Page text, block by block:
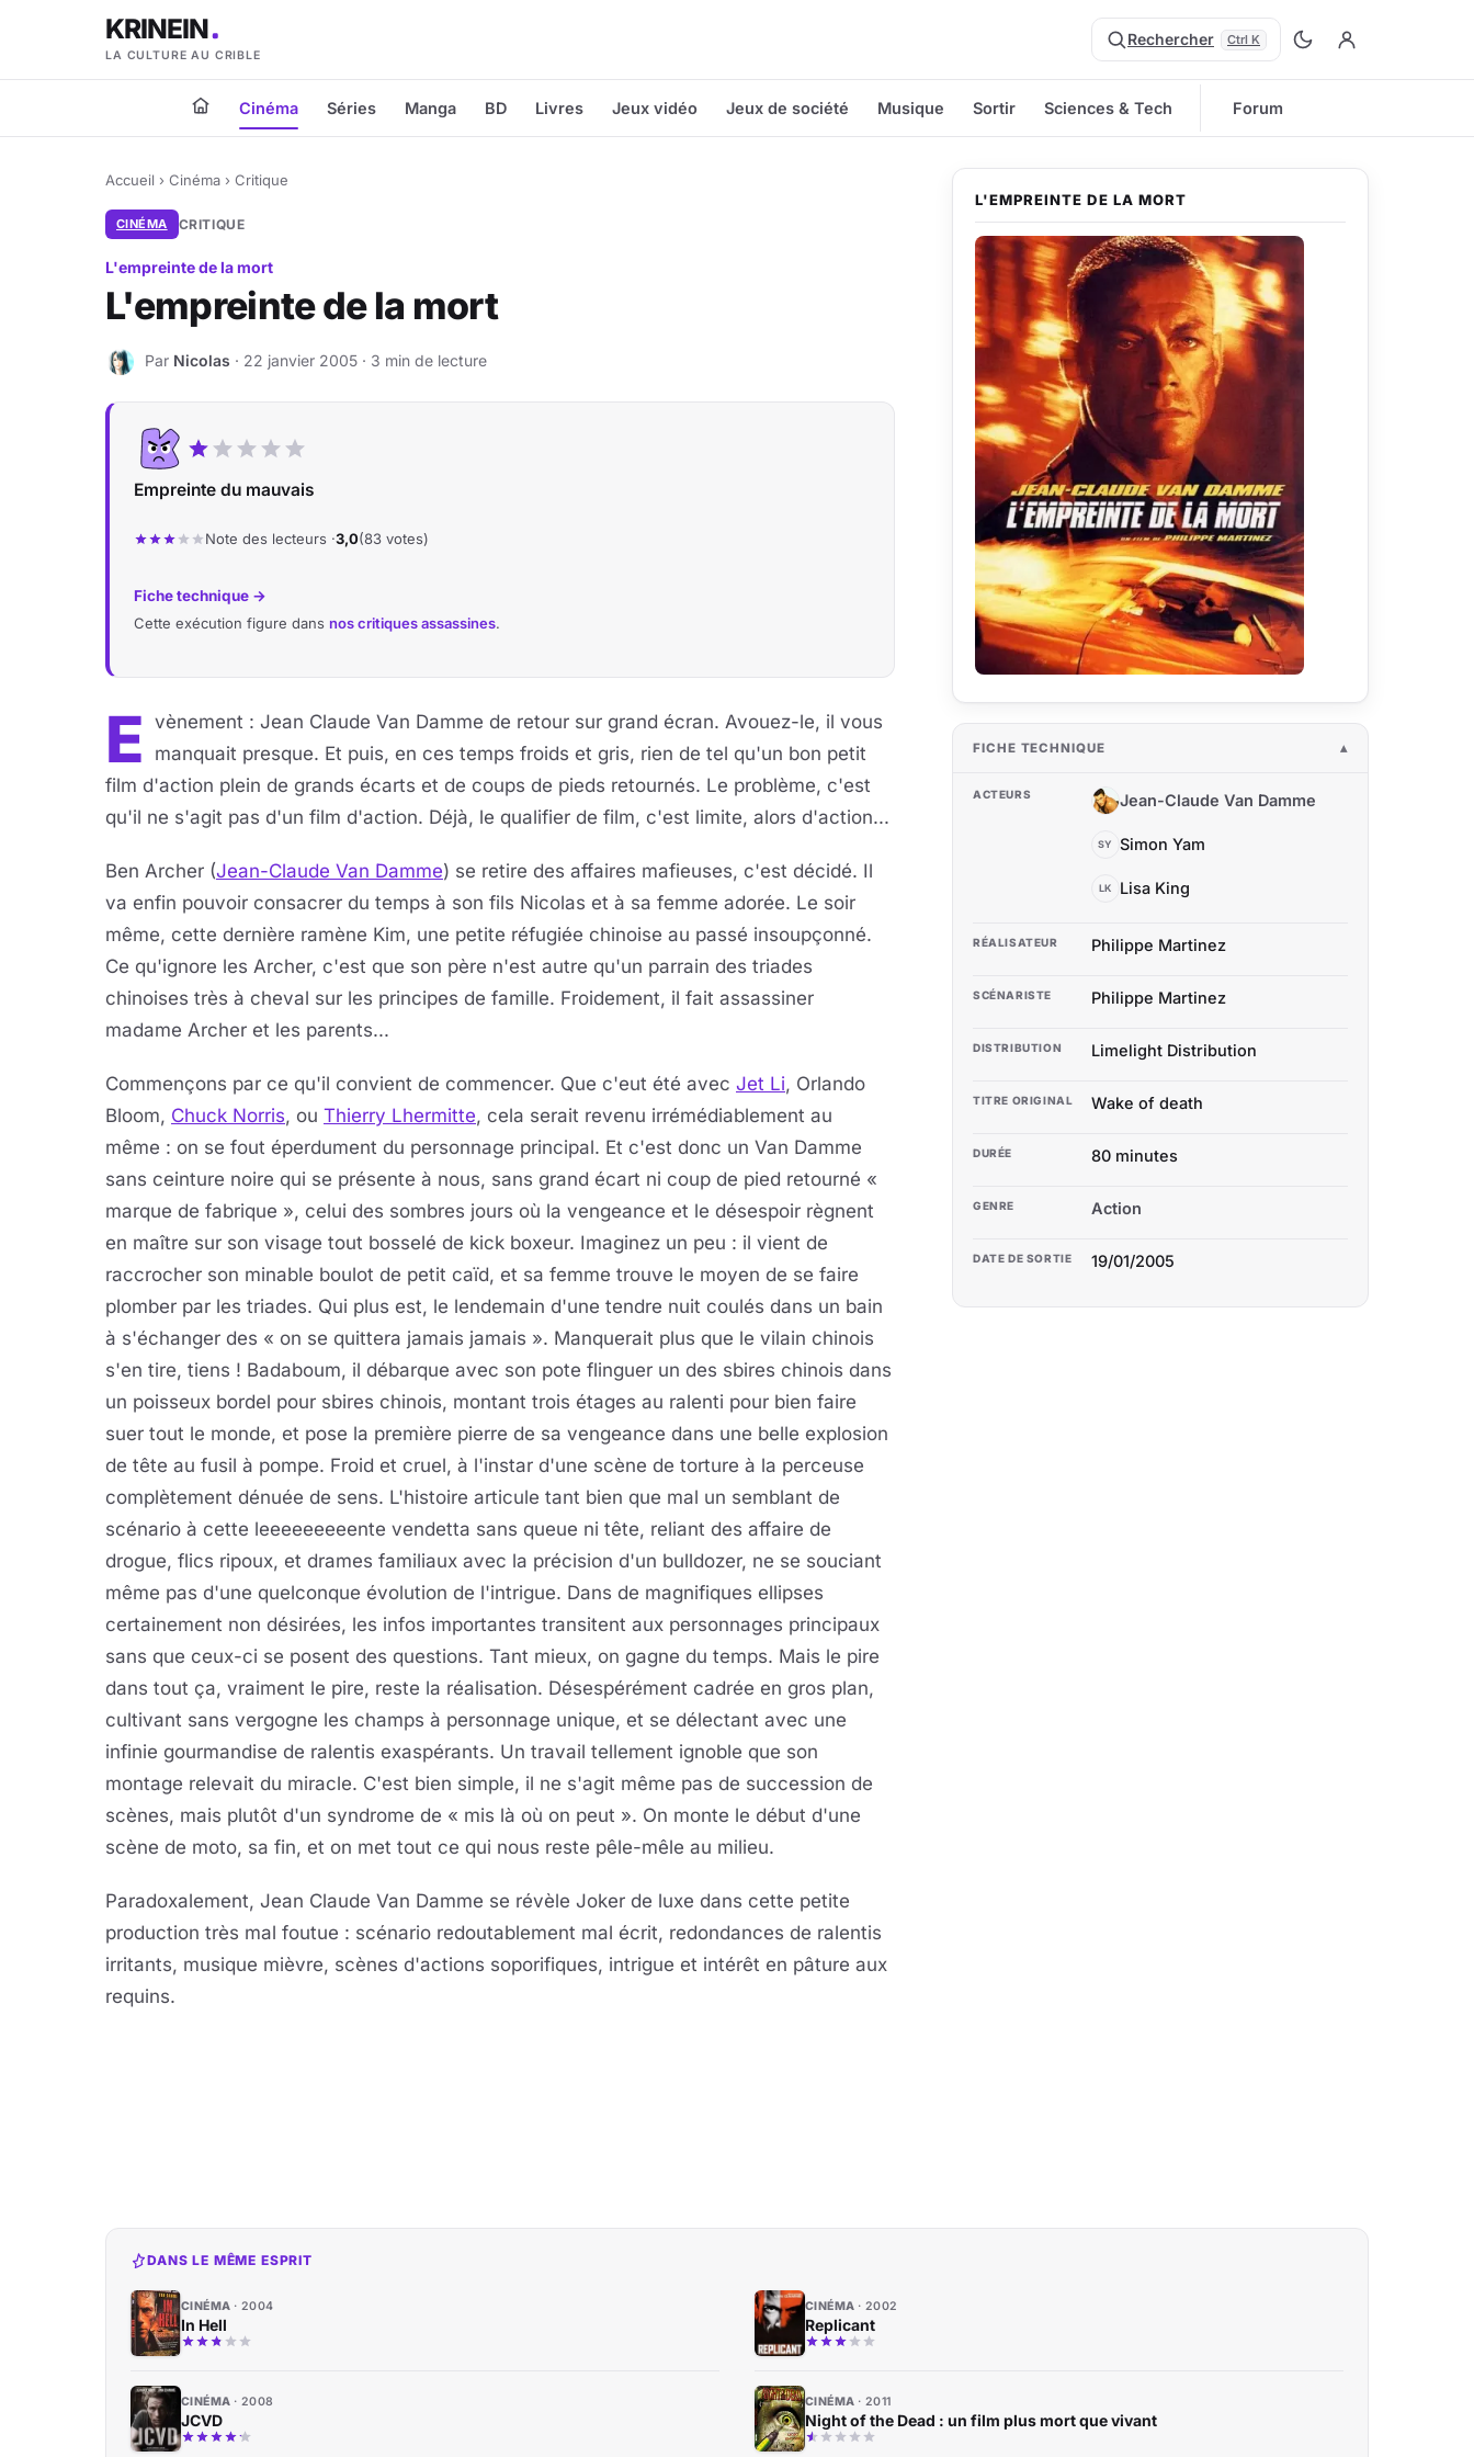
KRINEIN
LA CULTURE AU CRIBLE
Rechercher Ctrl K
Cinéma Séries Manga BD Livres Jeux vidéo Jeux de société Musique Sortir Sciences & Tech Forum
Accueil › Cinéma › Critique
CINÉMA CRITIQUE
L'empreinte de la mort
L'empreinte de la mort
N Par Nicolas · 22 janvier 2005 · 3 min de lecture
Empreinte du mauvais
Note des lecteurs ·3,0(83 votes)
Fiche technique →
Cette exécution figure dans nos critiques assassines.
E vènement : Jean Claude Van Damme de retour sur grand écran. Avouez-le, il vous
manquait presque. Et puis, en ces temps froids et gris, rien de tel qu'un bon petit
film d'action plein de grands écarts et de coups de pieds retournés. Le problème, c'est
qu'il ne s'agit pas d'un film d'action. Déjà, le qualifier de film, c'est limite, alors d'action...
Ben Archer (Jean-Claude Van Damme) se retire des affaires mafieuses, c'est décidé. Il
va enfin pouvoir consacrer du temps à son fils Nicolas et à sa femme adorée. Le soir
même, cette dernière ramène Kim, une petite réfugiée chinoise au passé insoupçonné.
Ce qu'ignore les Archer, c'est que son père n'est autre qu'un parrain des triades
chinoises très à cheval sur les principes de famille. Froidement, il fait assassiner
madame Archer et les parents...
Commençons par ce qu'il convient de commencer. Que c'eut été avec Jet Li, Orlando
Bloom, Chuck Norris, ou Thierry Lhermitte, cela serait revenu irrémédiablement au
même : on se fout éperdument du personnage principal. Et c'est donc un Van Damme
sans ceinture noire qui se présente à nous, sans grand écart ni coup de pied retourné «
marque de fabrique », celui des sombres jours où la vengeance et le désespoir règnent
en maître sur son visage tout bosselé de kick boxeur. Imaginez un peu : il vient de
raccrocher son minable boulot de petit caïd, et sa femme trouve le moyen de se faire
plomber par les triades. Qui plus est, le lendemain d'une tendre nuit coulés dans un bain
à s'échanger des « on se quittera jamais jamais ». Manquerait plus que le vilain chinois
s'en tire, tiens ! Badaboum, il débarque avec son pote flinguer un des sbires chinois dans
un poisseux bordel pour sbires chinois, montant trois étages au ralenti pour bien faire
suer tout le monde, et pose la première pierre de sa vengeance dans une belle explosion
de tête au fusil à pompe. Froid et cruel, à l'instar d'une scène de torture à la perceuse
complètement dénuée de sens. L'histoire articule tant bien que mal un semblant de
scénario à cette leeeeeeeeente vendetta sans queue ni tête, reliant des affaire de
drogue, flics ripoux, et drames familiaux avec la précision d'un bulldozer, ne se souciant
même pas d'une quelconque évolution de l'intrigue. Dans de magnifiques ellipses
certainement non désirées, les infos importantes transitent aux personnages principaux
sans que ceux-ci se posent des questions. Tant mieux, on gagne du temps. Mais le pire
dans tout ça, vraiment le pire, reste la réalisation. Désespérément cadrée en gros plan,
cultivant sans vergogne les champs à personnage unique, et se délectant avec une
infinie gourmandise de ralentis exaspérants. Un travail tellement ignoble que son
montage relevait du miracle. C'est bien simple, il ne s'agit même pas de succession de
scènes, mais plutôt d'un syndrome de « mis là où on peut ». On monte le début d'une
scène de moto, sa fin, et on met tout ce qui nous reste pêle-mêle au milieu.
Paradoxalement, Jean Claude Van Damme se révèle Joker de luxe dans cette petite
production très mal foutue : scénario redoutablement mal écrit, redondances de ralentis
irritants, musique mièvre, scènes d'actions soporifiques, intrigue et intérêt en pâture aux
requins.
L'EMPREINTE DE LA MORT
FICHE TECHNIQUE
ACTEURS JC Jean-Claude Van Damme
SY Simon Yam
LK Lisa King
RÉALISATEUR Philippe Martinez
SCÉNARISTE Philippe Martinez
DISTRIBUTION Limelight Distribution
TITRE ORIGINAL Wake of death
DURÉE 80 minutes
GENRE Action
DATE DE SORTIE 19/01/2005
DANS LE MÊME ESPRIT
CINÉMA 2004
In Hell
CINÉMA 2002
Replicant
CINÉMA 2008
JCVD
CINÉMA 2011
Night of the Dead : un film plus mort que vivant